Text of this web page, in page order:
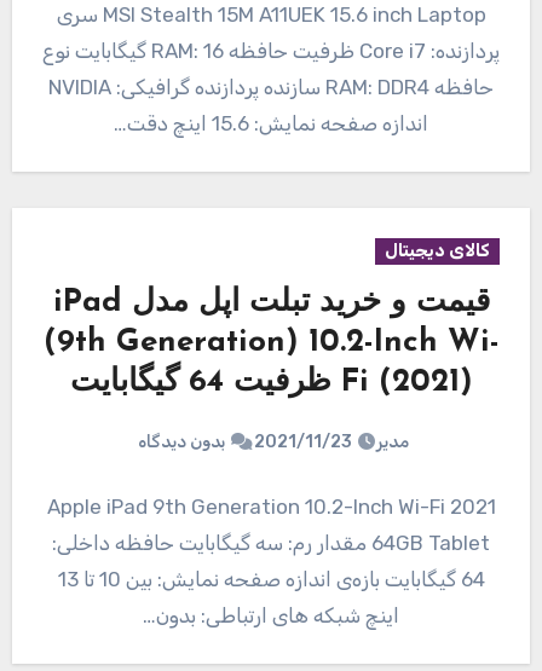
MSI Stealth 15M A11UEK 15.6 inch Laptop سری
پردازنده: Core i7 ظرفیت حافظه RAM: 16 گیگابایت نوع
حافظه RAM: DDR4 سازنده پردازنده گرافیکی: NVIDIA
اندازه صفحه نمایش: 15.6 اینچ دقت…
کالای دیجیتال
قیمت و خرید تبلت اپل مدل iPad
(9th Generation) 10.2-Inch Wi-
Fi (2021) ظرفیت 64 گیگابایت
مدیر 2021/11/23 بدون دیدگاه
Apple iPad 9th Generation 10.2-Inch Wi-Fi 2021
64GB Tablet مقدار رم: سه گیگابایت حافظه داخلی:
64 گیگابایت بازه‌ی اندازه صفحه نمایش: بین 10 تا 13
اینچ شبکه های ارتباطی: بدون…